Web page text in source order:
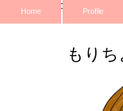
トラッキングコード
Home Profile
もり